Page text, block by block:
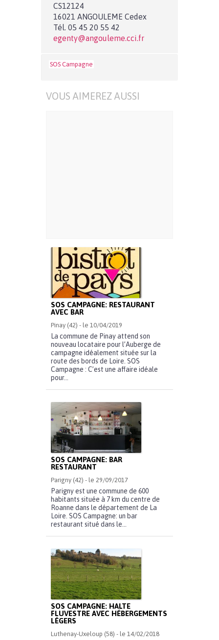
CS12124
16021 ANGOULEME Cedex
Tél. 05 45 20 55 42
egenty@angouleme.cci.fr
SOS Campagne
VOUS AIMEREZ AUSSI
SOS CAMPAGNE: RESTAURANT
AVEC BAR
Pinay (42) - le 10/04/2019
La commune de Pinay attend son
nouveau locataire pour l’Auberge de
campagne idéalement située sur la
route des bords de Loire. SOS
Campagne : C’est une affaire idéale
pour...
SOS CAMPAGNE: BAR
RESTAURANT
Parigny (42) - le 29/09/2017
Parigny est une commune de 600
habitants située à 7 km du centre de
Roanne dans le département de La
Loire. SOS Campagne: un bar
restaurant situé dans le...
SOS CAMPAGNE: HALTE
FLUVESTRE AVEC HÉBERGEMENTS
LÉGERS
Luthenay-Uxeloup (58) - le 14/02/2018